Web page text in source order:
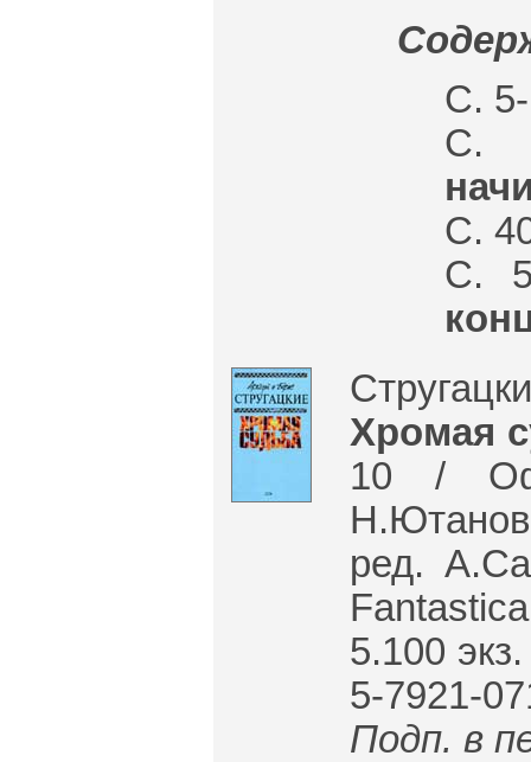
С.
С.
С.
С.
Хромая
10 /
ред.
5.100
5-7921-
Подп. в